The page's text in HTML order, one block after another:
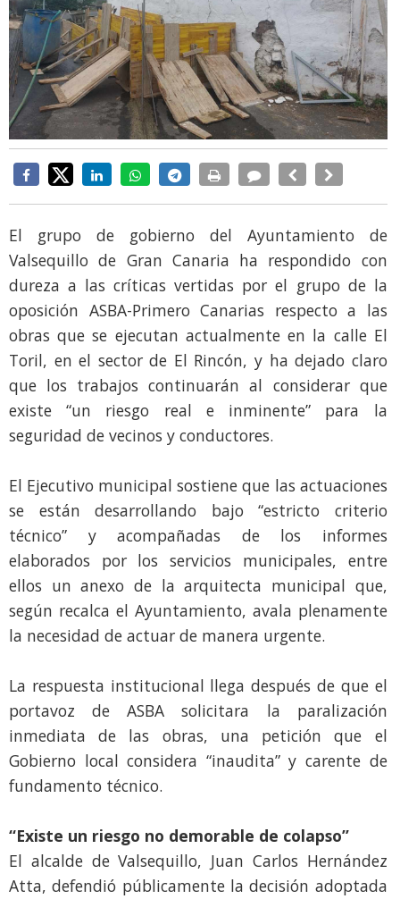
El grupo de gobierno del Ayuntamiento de
Valsequillo de Gran Canaria ha respondido con
dureza a las críticas vertidas por el grupo de la
oposición ASBA-Primero Canarias respecto a las
obras que se ejecutan actualmente en la calle El
Toril, en el sector de El Rincón, y ha dejado claro
que los trabajos continuarán al considerar que
existe “un riesgo real e inminente” para la
seguridad de vecinos y conductores.
El Ejecutivo municipal sostiene que las actuaciones
se están desarrollando bajo “estricto criterio
técnico” y acompañadas de los informes
elaborados por los servicios municipales, entre
ellos un anexo de la arquitecta municipal que,
según recalca el Ayuntamiento, avala plenamente
la necesidad de actuar de manera urgente.
La respuesta institucional llega después de que el
portavoz de ASBA solicitara la paralización
inmediata de las obras, una petición que el
Gobierno local considera “inaudita” y carente de
fundamento técnico.
“Existe un riesgo no demorable de colapso”
El alcalde de Valsequillo, Juan Carlos Hernández
Atta, defendió públicamente la decisión adoptada